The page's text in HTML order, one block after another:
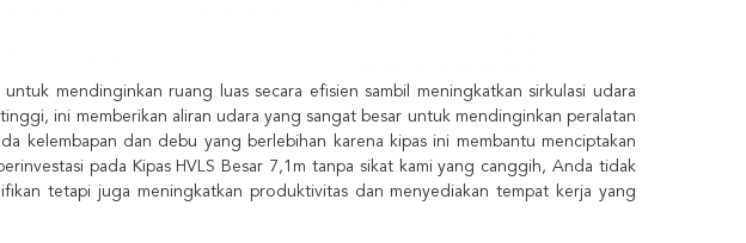
mendinginkan ruang luas secara efisien sambil meningkatkan sirkulasi udara
ini memberikan aliran udara yang sangat besar untuk mendinginkan peralatan
kelembapan dan debu yang berlebihan karena kipas ini membantu menciptakan
pada Kipas HVLS Besar 7,1m tanpa sikat kami yang canggih, Anda tidak
tetapi juga meningkatkan produktivitas dan menyediakan tempat kerja yang